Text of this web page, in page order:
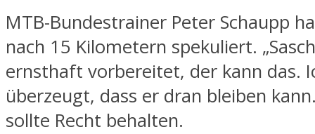
MTB-Bundestrainer Peter Schaupp
nach 15 Kilometern spekuliert.
ernsthaft vorbereitet, der kann das.
überzeugt, dass er dran bleiben
sollte Recht behalten.